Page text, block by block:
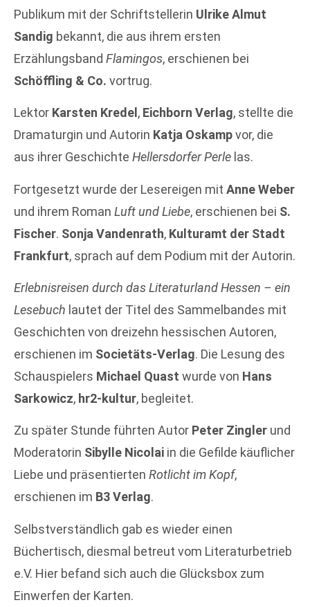
Publikum mit der Schriftstellerin Ulrike Almut
Sandig bekannt, die aus ihrem ersten
Erzählungsband Flamingos, erschienen bei
Schöffling & Co. vortrug.
Lektor Karsten Kredel , Eichborn Verlag, stellte die
Dramaturgin und Autorin Katja Oskampvor, die
aus ihrer Geschichte Hellersdorfer Perle las.
Fortgesetzt wurde der Lesereigen mit Anne Weber
und ihrem Roman Luft und Liebe, erschienen bei S.
Fischer. Sonja Vandenrath, Kulturamt der Stadt
Frankfurt, sprach auf dem Podium mit der Autorin.
Erlebnisreisen durch das Literaturland Hessen – ein
Lesebuch lautet der Titel des Sammelbandes mit
Geschichten von dreizehn hessischen Autoren,
erschienen im Societäts-Verlag. Die Lesung des
Schauspielers Michael Quast wurde von Hans
Sarkowicz, hr2-kultur, begleitet.
Zu später Stunde führten Autor Peter Zingler und
Moderatorin Sibylle Nicolai in die Gefilde käuflicher
Liebe und präsentierten Rotlicht im Kopf,
erschienen im B3 Verlag.
Selbstverständlich gab es wieder einen
Büchertisch, diesmal betreut vom Literaturbetrieb
e.V. Hier befand sich auch die Glücksbox zum
Einwerfen der Karten.